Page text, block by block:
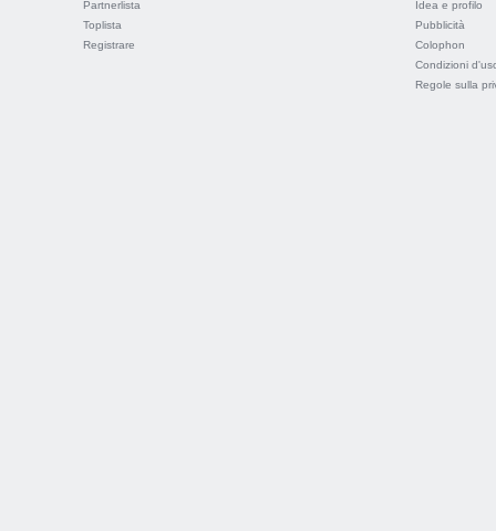
Partnerlista
Toplista
Registrare
Idea e profilo
Pubblicità
Colophon
Condizioni
Regole sulla